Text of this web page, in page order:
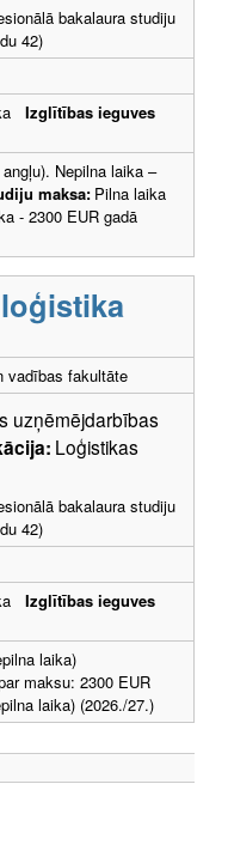
bakalaura studiju
42)
Izglītības ieguves
Nepilna laika –
maksa: Pilna laika
- 2300 EUR gadā
vadības fakultāte
uzņēmējdarbības
Loģistikas
bakalaura studiju
42)
Izglītības ieguves
laika)
maksu: 2300 EUR
laika) (2026./27.)